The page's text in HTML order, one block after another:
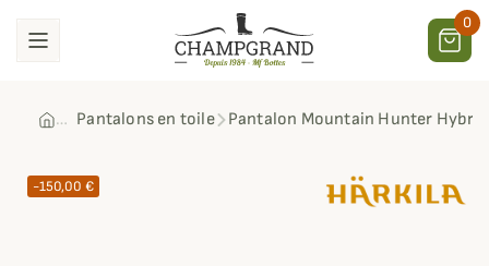
0
Pantalons en toile Pantalon Mountain Hunter
-150,00 €